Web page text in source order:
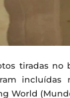
tiradas no
World